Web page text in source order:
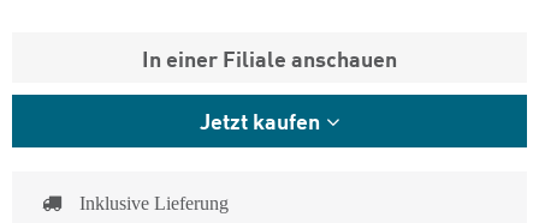
In einer Filiale anschauen
Jetzt kaufen
Inklusive Lieferung